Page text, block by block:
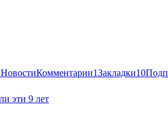
НовостиКомментарии1Закладки10
эти 9 лет